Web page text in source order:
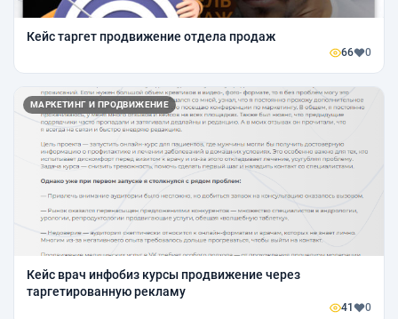
Кейс таргет продвижение отдела продаж
66 0
МАРКЕТИНГ И ПРОДВИЖЕНИЕ
Кейс врач инфобиз курсы продвижение через
таргетированную рекламу
41 0